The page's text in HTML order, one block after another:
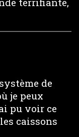
de
je peux
pu voir ce
caissons